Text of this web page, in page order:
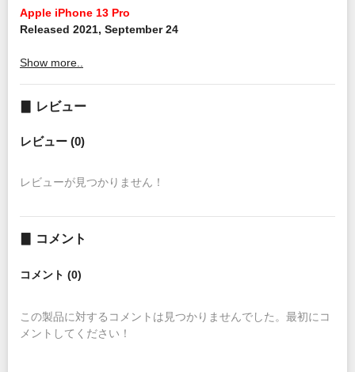
Apple iPhone 13 Pro
Released 2021, September 24
Show more..
▊ レビュー
レビュー (0)
レビューが見つかりません！
▊ コメント
コメント (0)
この製品に対するコメントは見つかりませんでした。最初にコ
メントしてください！